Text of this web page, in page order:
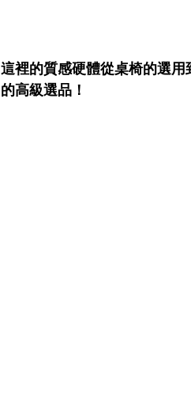
這裡的質感硬體從桌椅的選
的高級選品！